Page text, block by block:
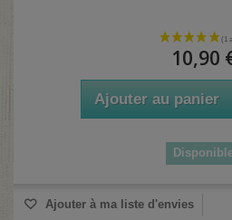
10,90
Ajouter au panier
Ajouter à ma liste d'envies